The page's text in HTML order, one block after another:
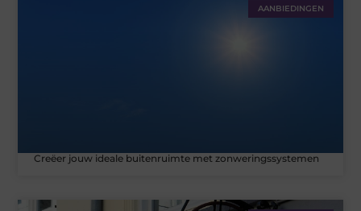
AANBIEDINGEN
Creëer jouw ideale buitenruimte met zonweringssystemen